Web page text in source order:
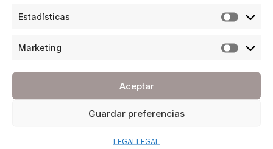
Estadísticas
Marketing
Aceptar
Guardar preferencias
LEGAL LEGAL